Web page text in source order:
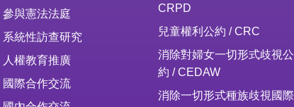
參與憲法法庭
系統性訪查研究
人權教育推廣
國際合作交流
CRPD
兒童權利公約 / CRC
消除對婦女一切形式歧視公
約 / CEDAW
消除一切形式種族歧視國際